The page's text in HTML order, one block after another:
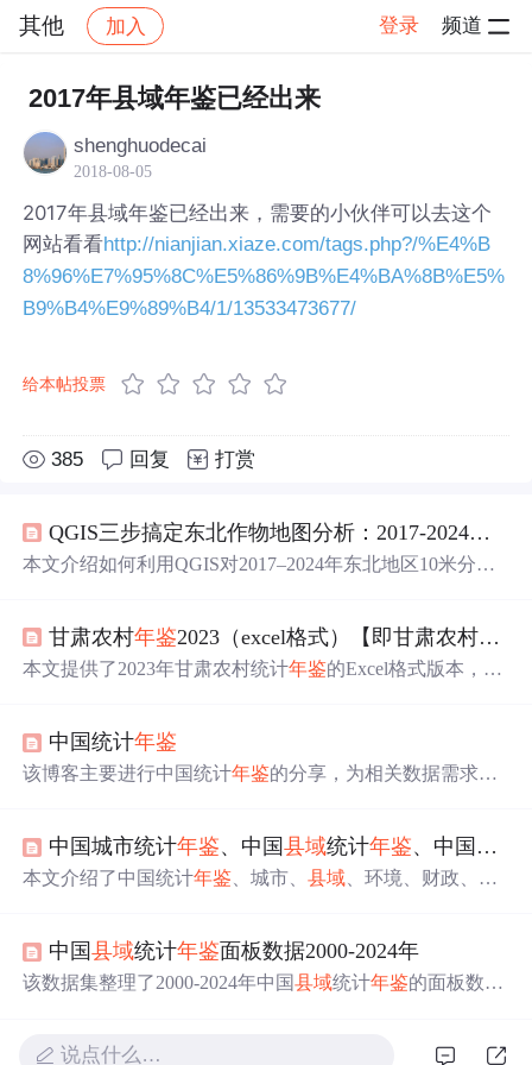
其他 加入 登录 频道
社区 其他 帖子详情
2017年县域年鉴已经出来
shenghuodecai
2018-08-05
2017年县域年鉴已经出来，需要的小伙伴可以去这个
网站看看http://nianjian.xiaze.com/tags.php?/%E4%B
8%96%E7%95%8C%E5%86%9B%E4%BA%8B%E5%
B9%B4%E9%89%B4/1/13533473677/
给本帖投票
385 回复 打赏
QGIS三步搞定东北作物地图分析：2017-2024年水稻玉米大豆10米数据可视化技巧
本文介绍如何利用QGIS对2017–2024年东北地区10米分辨
豆）、县域级分区统计及与统计年鉴的交叉验证。重点运
用栅格计算器、Zonal Statistics、颜色映射表和打印布局等
甘肃农村年鉴2023（excel格式）【即甘肃农村统计
本文提供了2023年甘肃农村统计年鉴的Excel格式版本，指
中国统计年鉴
该博客主要进行中国统计年鉴的分享，为相关数据需求者
中国城市统计年鉴、中国县域统计年鉴、中国财政统计
本文介绍了中国统计年鉴 、城市、县域 、环境、财政、税
资源，强调了统计年鉴在研究中的重要性。
中国县域统计年鉴面板数据2000-2024年
该数据集整理了2000-2024年中国县域统计年鉴的面板数
域经济与社会研究。
说点什么…